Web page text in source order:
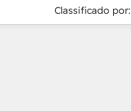
Classificado por: